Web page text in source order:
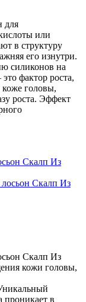
для
или
в структуру
его изнутри.
силиконов на
фактор роста,
коже головы,
роста. Эффект
Скалп Из
Скалп Из
кожи головы,
проникает в